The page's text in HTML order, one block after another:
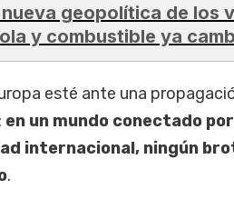
nueva geopolítica de los
y combustible ya
esté ante una
en un mundo conectado
internacional, ningún
.